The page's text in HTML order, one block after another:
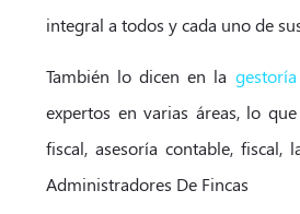
integral a todos y cada uno de
También lo dicen en la
expertos en varias áreas, lo
fiscal, asesoría contable,
Administradores De Fincas